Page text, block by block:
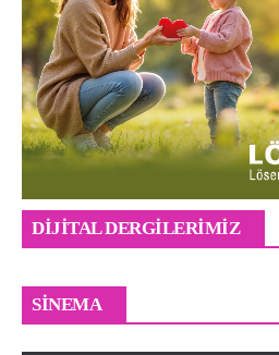
DIJITAL DERGILERIMIZ
SINEMA
Odyssey Sinemalarda
Editor 0